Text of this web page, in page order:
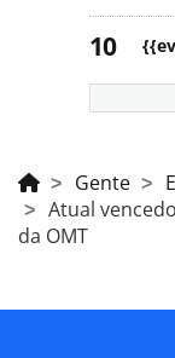
Gente
Atual
da OMT